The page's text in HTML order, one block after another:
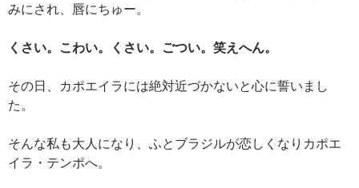
みにされ、唇にちゅー。
くさい。こわい。くさい。ごつい。笑えへん。
その日、カポエイラには絶対近づかないと心に誓いまし
た。
そんな私も大人になり、ふとブラジルが恋しくなりカポエ
イラ・テンポへ。